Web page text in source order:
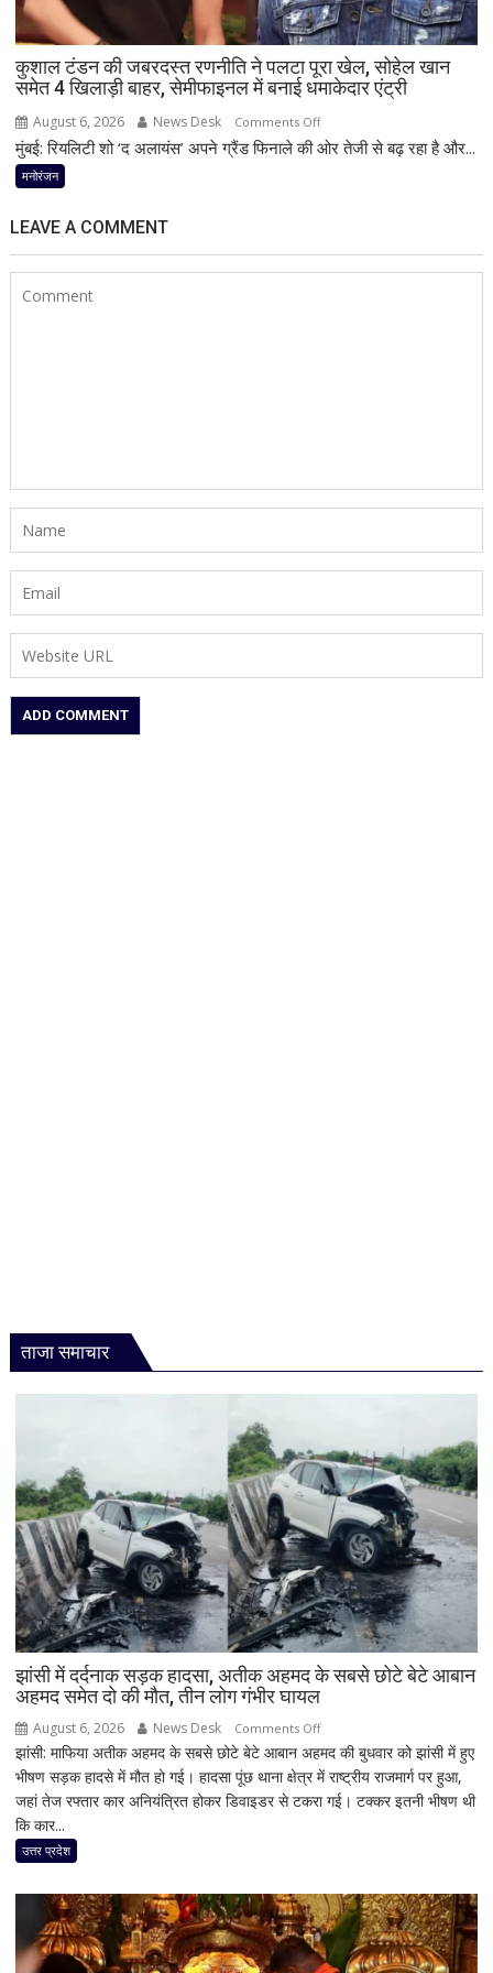
का
ऐलान,
फ्लॉन्ट
की
कुशाल टंडन की जबरदस्त रणनीति ने पलटा पूरा खेल, सोहेल खान
समेत 4 खिलाड़ी बाहर, सेमीफाइनल में बनाई धमाकेदार एंट्री
August 6, 2026 News Desk Comments Offon
कुशाल
सेमीफाइनल
बनाई
मुंबई: रियलिटी शो ‘द अलायंस’ अपने ग्रैंड फिनाले की ओर तेजी से बढ़ रहा है और...
मनोरंजन
LEAVE A COMMENT
ताजा समाचार
झांसी में दर्दनाक सड़क हादसा, अतीक अहमद के सबसे छोटे बेटे आबान
अहमद समेत दो की मौत, तीन लोग गंभीर घायल
August 6, 2026 News Desk Comments Offon
झांसी
में
दर्दनाक
अहमद
के
सबसे
छोटे
झांसी: माफिया अतीक अहमद के सबसे छोटे बेटे आबान अहमद की बुधवार को झांसी में हुए
भीषण सड़क हादसे में मौत हो गई। हादसा पूंछ थाना क्षेत्र में राष्ट्रीय राजमार्ग पर हुआ,
जहां तेज रफ्तार कार अनियंत्रित होकर डिवाइडर से टकरा गई। टक्कर इतनी भीषण थी
कि कार...
उत्तर प्रदेश